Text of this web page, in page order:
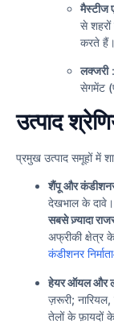
मैस्टीज
से शहरों
करते हैं।
लक्जरी:
सेगमेंट
उत्पाद
प्रमुख उत्पाद समूहों में
शैंपू और
देखभाल के दावे।
सबसे ज़्यादा
अफ्रीकी क्षेत्र
कंडीशनर
हेयर ऑयल और
ज़रूरी;
तेलों के फ़ायदों